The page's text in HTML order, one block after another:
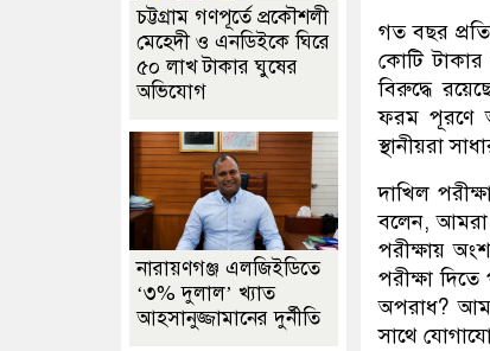
গত বছর
কোটি টাকার
বিরুদ্ধে
ফরম পূরণে
স্থানীয়রা
দাখিল
বলেন, আমরা
পরীক্ষায়
পরীক্ষা
অপরাধ?
সাথে
চট্টগ্রাম গণপূর্তে প্রকৌশলী
মেহেদী ও এনডিইকে ঘিরে
৫০ লাখ টাকার ঘুষের
অভিযোগ
নারায়ণগঞ্জ এলজিইডিতে
‘৩% দুলাল’ খ্যাত
আহসানুজ্জামানের দুর্নীতি